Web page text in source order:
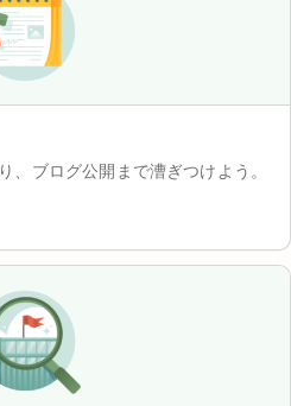
、ブログ公開まで漕ぎつけよう。